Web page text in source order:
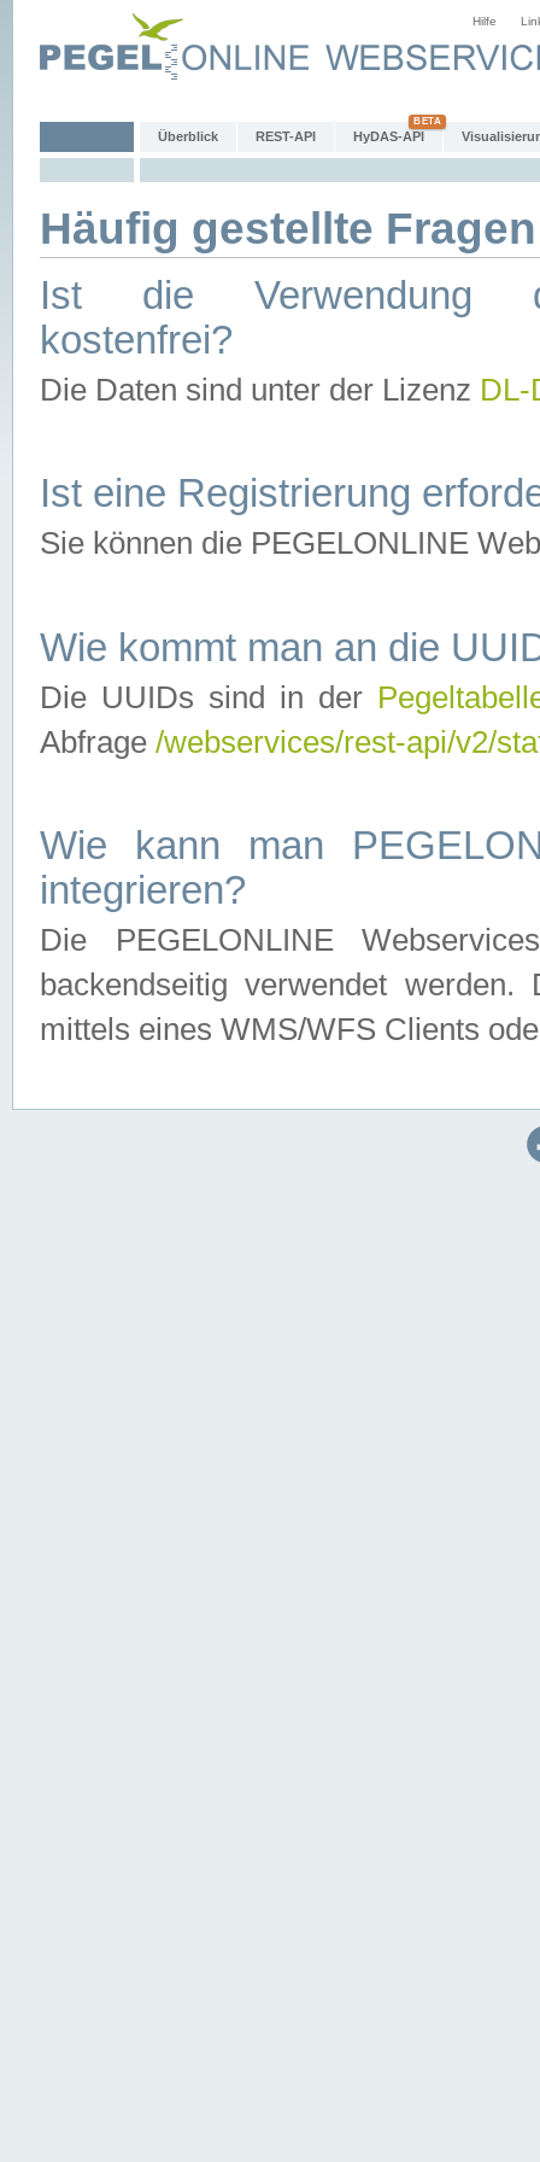
Hilfe
Überblick REST-API HyDAS-API
Häufig gestellte
Ist die Verwendung
kostenfrei?
Die Daten sind unter der Lizenz
Ist eine Registrierung
Sie können die PEGELONLINE
Wie kommt man an die
Die UUIDs sind in der
Abfrage /webservices/rest-api/v2/
Wie kann man
integrieren?
Die PEGELONLINE
backendseitig verwendet
mittels eines WMS/WFS Clients